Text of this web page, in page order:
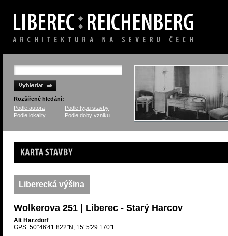
Rozšířené hledání:
Podle autora
Podle typu stavby
Podle lokality
Podle doby vzniku
Karta stavby
Liberecká výšina
Wolkerova 251 | Liberec - Starý Harcov
Alt Harzdorf
GPS: 50°46'41.822"N, 15°5'29.170"E